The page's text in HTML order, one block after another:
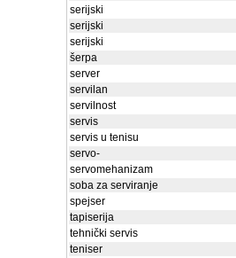
serijski
serijski
serijski
šerpa
server
servilan
servilnost
servis
servis u tenisu
servo-
servomehanizam
soba za serviranje
spejser
tapiserija
tehnički servis
teniser